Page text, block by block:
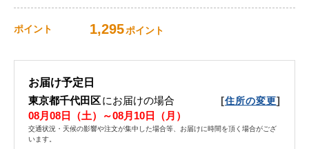
ポイント 1,295ポイント
お届け予定日
東京都千代田区にお届けの場合 [住所の変更]
08月08日（土）～08月10日（月）
交通状況・天候の影響や注文が集中した場合等、お届けに時間を頂く場合がござ
います。